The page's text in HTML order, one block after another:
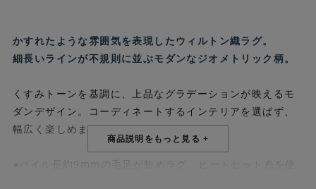
かすれたような雰囲気を表現したウィルトン織ラグ。
細長いラインが不規則に並ぶモダンなジオメトリック柄。
くすみトーンを基調に、上品なグラデーションが映えるモ
ダンデザイン。コーディネートするインテリアを選ばず、
幅広く楽しめます。
●パイル長約9mmの毛足が短めラグ。ヒートセット糸を使